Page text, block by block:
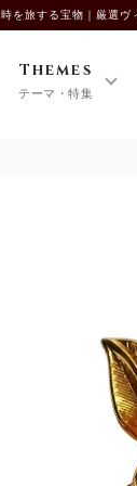
時を旅する宝物｜厳選ヴ
Themes
テーマ・特集